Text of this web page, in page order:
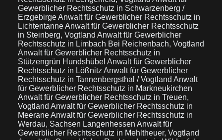
Gewerblicher Rechtsschutz in Schwarzenberg /
ErzgebirgeAnwalt für Gewerblicher Rechtsschutz in
LichtentanneAnwalt für Gewerblicher Rechtsschutz
in Steinberg, Vogtland Anwalt für Gewerblicher
Rechtsschutz in Limbach Bei Reichenbach, Vogtland
Anwalt für Gewerblicher Rechtsschutz in
Stützengrün Hundshübel Anwalt für Gewerblicher
Rechtsschutz in Lößnitz Anwalt für Gewerblicher
Rechtsschutz in Tannenbergsthal / Vogtland Anwalt
für Gewerblicher Rechtsschutz in Markneukirchen
Anwalt für Gewerblicher Rechtsschutz in Treuen,
Vogtland Anwalt für Gewerblicher Rechtsschutz in
MeeraneAnwalt für Gewerblicher Rechtsschutz in
Werdau, Sachsen Langenhessen Anwalt für
Gewerblicher Rechtsschutz in Mehltheuer, Vogtland